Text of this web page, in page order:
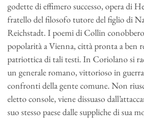
godette di effimero successo, opera di
fratello del filosofo tutore del figlio di
Reichstadt. I poemi di Collin
popolarità a Vienna, città pronta a ben
patriottica di tali testi. In Coriolano si
un generale romano, vittorioso in
confronti della gente comune. Non
eletto console, viene dissuaso
suo stesso paese dalle suppliche di sua